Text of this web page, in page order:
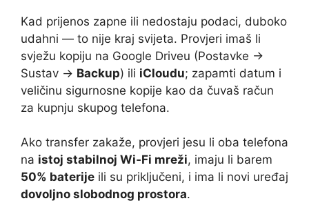
Kad prijenos zapne ili nedostaju podaci, duboko
udahni — to nije kraj svijeta. Provjeri imaš li
svježu kopiju na Google Driveu (Postavke →
Sustav → Backup) ili iCloudu; zapamti datum i
veličinu sigurnosne kopije kao da čuvaš račun
za kupnju skupog telefona.
Ako transfer zakaže, provjeri jesu li oba telefona
na istoj stabilnoj Wi‑Fi mreži, imaju li barem
50% baterije ili su priključeni, i ima li novi uređaj
dovoljno slobodnog prostora.